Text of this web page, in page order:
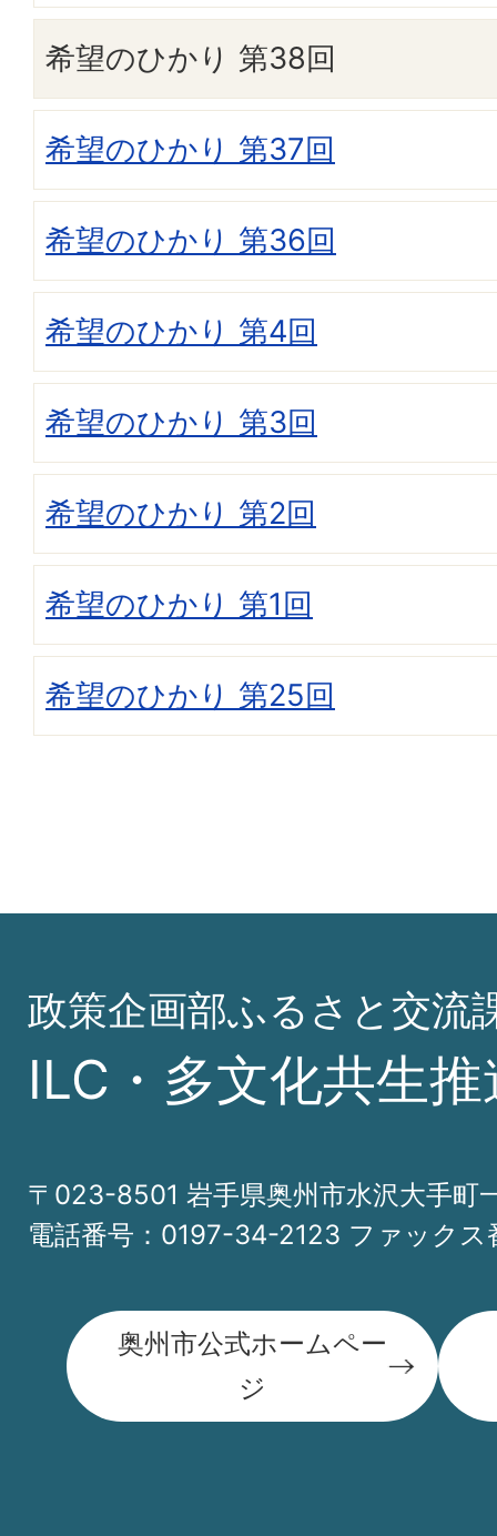
希望のひかり 第38回
希望のひかり 第37回
希望のひかり 第36回
希望のひかり 第4回
希望のひかり 第3回
希望のひかり 第2回
希望のひかり 第1回
希望のひかり 第25回
政策企画部ふるさと交流
ILC・多文化共生
〒023-8501 岩手県奥州市水沢大手町
電話番号：0197-34-2123 ファック
奥州市公式ホームペー
ジ